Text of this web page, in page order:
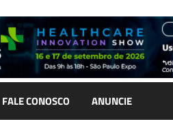
FALE CONOSCO ANUNCIE